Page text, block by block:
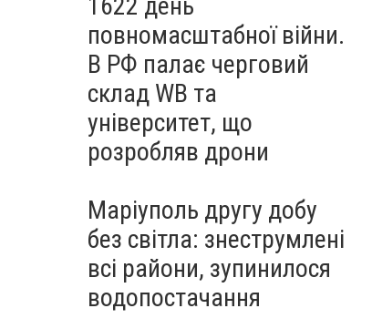
повномасштабної війни.
В РФ палає черговий
склад WB та
університет, що
розробляв дрони
Маріуполь другу добу
без світла: знеструмлені
всі райони, зупинилося
водопостачання